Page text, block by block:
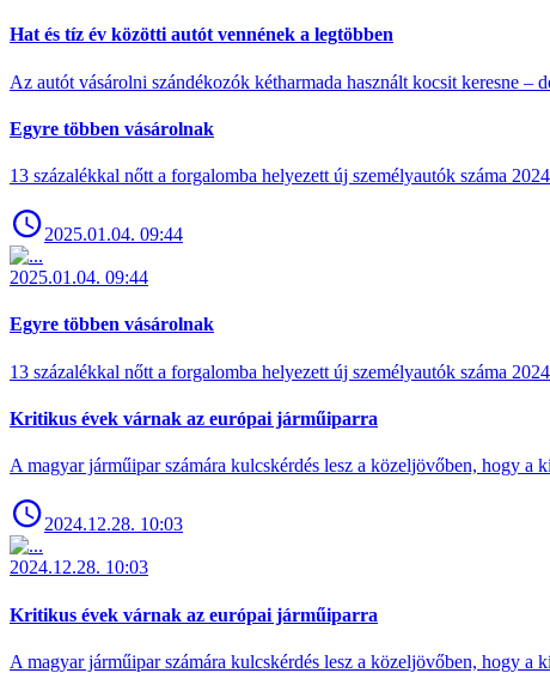
Hat és tíz év közötti autót vennének a legtöbben
Az autót vásárolni szándékozók kétharmada használt kocsit keresne –
Egyre többen vásárolnak
13 százalékkal nőtt a forgalomba helyezett új személyautók száma
2025.01.04. 09:44
2025.01.04. 09:44
Egyre többen vásárolnak
13 százalékkal nőtt a forgalomba helyezett új személyautók száma
Kritikus évek várnak az európai járműiparra
A magyar járműipar számára kulcskérdés lesz a közeljövőben, hogy a
2024.12.28. 10:03
2024.12.28. 10:03
Kritikus évek várnak az európai járműiparra
A magyar járműipar számára kulcskérdés lesz a közeljövőben, hogy a